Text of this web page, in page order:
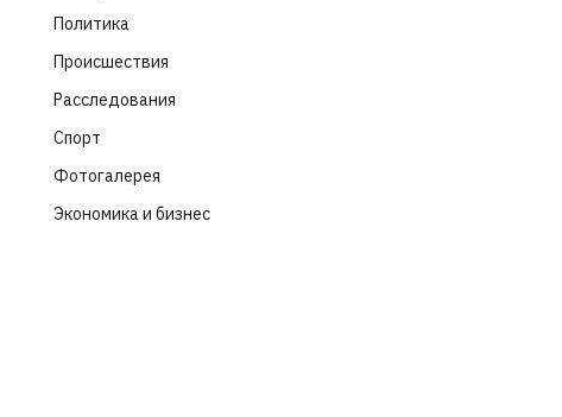
Политика
Происшествия
Расследования
Спорт
Фотогалерея
Экономика и бизнес